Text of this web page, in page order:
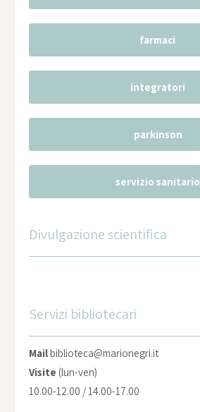
farmaci
integratori
parkinson
servizio sanitario
Divulgazione scientifica
Servizi bibliotecari
Mailbiblioteca@marionegri.it
Visite (lun-ven)
10.00-12.00 / 14.00-17.00